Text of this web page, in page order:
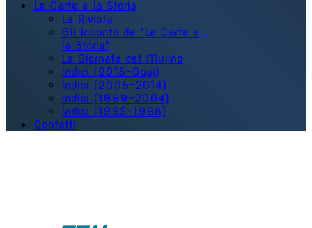
Le Carte e la Storia
La Rivista
Gli Incontri de "Le Carte e
la Storia"
Le Giornate del Mulino
Indici (2015-Oggi)
Indici (2005-2014)
Indici (1999-2004)
Indici (1995-1998)
Contatti